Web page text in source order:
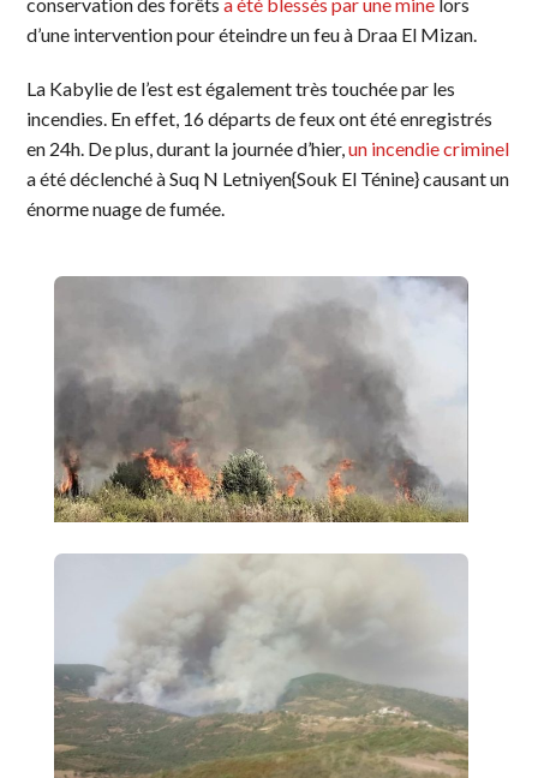
d’une intervention pour éteindre un feu à Draa El Mizan.
La Kabylie de l’est est également très touchée par les
incendies. En effet, 16 départs de feux ont été enregistrés
en 24h. De plus, durant la journée d’hier,un incendie criminel
a été déclenché à Suq N Letniyen{Souk El Ténine} causant un
énorme nuage de fumée.